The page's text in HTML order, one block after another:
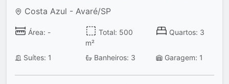
Costa Azul - Avaré/SP
Área: -
Total: 500
m²
Quartos: 3
Suítes: 1 Banheiros: 3 Garagem: 1